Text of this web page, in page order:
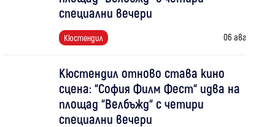
специални вечери
Кюстендил 06 авг
Кюстендил отново става кино
сцена: “София Филм Фест“ идва на
площад “Велбъжд“ с четири
специални вечери